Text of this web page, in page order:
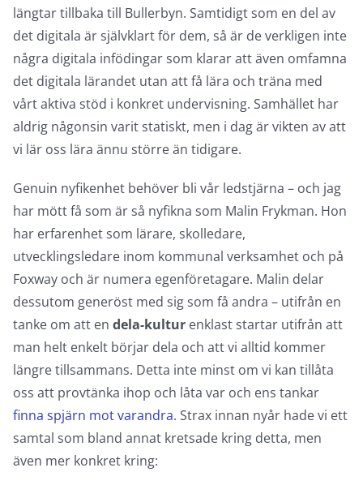
längtar tillbaka till Bullerbyn. Samtidigt som en del av
det digitala är självklart för dem, så är de verkligen inte
några digitala infödingar som klarar att även omfamna
det digitala lärandet utan att få lära och träna med
vårt aktiva stöd i konkret undervisning. Samhället har
aldrig någonsin varit statiskt, men i dag är vikten av att
vi lär oss lära ännu större än tidigare.
Genuin nyfikenhet behöver bli vår ledstjärna – och jag
har mött få som är så nyfikna som Malin Frykman. Hon
har erfarenhet som lärare, skolledare,
utvecklingsledare inom kommunal verksamhet och på
Foxway och är numera egenföretagare. Malin delar
dessutom generöst med sig som få andra – utifrån en
tanke om att endela-kultur enklast startar utifrån att
man helt enkelt börjar dela och att vi alltid kommer
längre tillsammans. Detta inte minst om vi kan tillåta
oss att provtänka ihop och låta var och ens tankar
finna spjärn mot varandra. Strax innan nyår hade vi ett
samtal som bland annat kretsade kring detta, men
även mer konkret kring: